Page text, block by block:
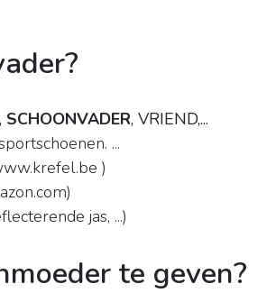
SCHOONVADER, VRIEND,...
...
)
jas, ...)
te geven?